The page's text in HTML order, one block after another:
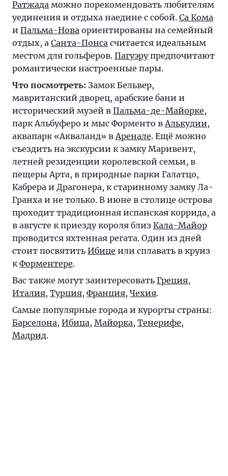
Ратжада можно порекомендовать любителям
уединения и отдыха наедине с собой. Са Кома
и Пальма-Нова ориентированы на семейный
отдых, а Санта-Понса считается идеальным
местом для гольферов. Пагуэрупредпочитают
романтически настроенные пары.
Что посмотреть: Замок Бельвер,
мавританский дворец, арабские бани и
исторический музей в Пальма-де-Майорке,
парк Альбуферо и мыс Форменто вАлькудии,
аквапарк «Акваланд» вАренале. Ещё можно
съездить на экскурсии к замку Маривент,
летней резиденции королевской семьи, в
пещеры Арта, в природные парки Галатцо,
Кабрера и Драгонера, к старинному замку Ла-
Гранха и не только. В июне в столице острова
проходит традиционная испанская коррида, а
в августе к приезду короля близ Кала-Майор
проводится яхтенная регата. Один из дней
стоит посвятить Ибице или сплавать в круиз
кФорментере.
Вас также могут заинтересовать Греция,
Италия, Турция, Франция, Чехия.
Самые популярные города и курорты страны:
Барселона, Ибица, Майорка, Тенерифе,
Мадрид.